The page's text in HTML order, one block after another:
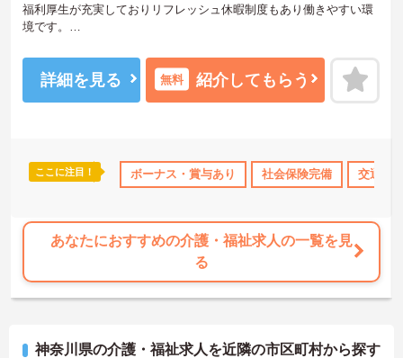
険完備 交通費支給
福利厚生が充実しておりリフレッシュ休暇制度もあり働きやすい環
境です。
たしますのでお気軽にご相談ください！
詳細を見る 無料 紹介してもらう
ここに注目！ ボーナス・賞与あり 社会保険完備 交通費
あなたにおすすめの介護・福祉求人の一覧を見
る
神奈川県の介護・福祉求人を近隣の市区町村から探す